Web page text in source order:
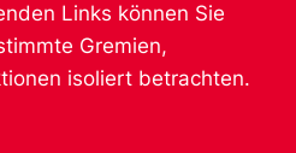
Links können Sie
Gremien,
isoliert betrachten.